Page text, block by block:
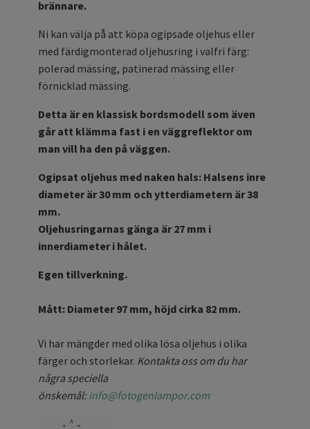
brännare.
Ni kan välja på att köpa ogipsade oljehus eller
med färdigmonterad oljehusring i valfri färg:
polerad mässing, patinerad mässing eller
förnicklad mässing.
Detta är en klassisk bordsmodell som även
går att klämma fast i en väggreflektor om
man vill ha den på väggen.
Ogipsat oljehus med naken hals: Halsens inre
diameter är 30 mm och ytterdiametern är 38
mm.
Oljehusringarnas gänga är 27 mm i
innerdiameter i hålet.
Egen tillverkning.
Mått: Diameter 97 mm, höjd cirka 82 mm.
Vi har mängder med olika lösa oljehus i olika
färger och storlekar. Kontakta oss om du har
några speciella
önskemål:info@fotogenlampor.com